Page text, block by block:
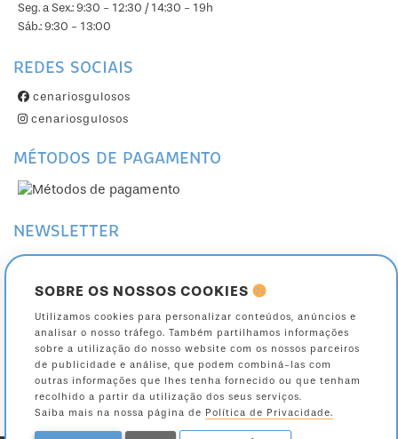
Seg. a Sex.: 9:30 - 12:30 / 14:30 - 19h
Sáb.: 9:30 - 13:00
REDES SOCIAIS
cenariosgulosos
cenariosgulosos
MÉTODOS DE PAGAMENTO
NEWSLETTER
Cancele a sua subscrição
Toda a informação sobre como são tratados os seus dados está na nossa página
política de privacidade.
SOBRE OS NOSSOS COOKIES
Utilizamos cookies para personalizar conteúdos, anúncios e
analisar o nosso tráfego. Também partilhamos informações
sobre a utilização do nosso website com os nossos parceiros
de publicidade e análise, que podem combiná-las com
outras informações que lhes tenha fornecido ou que tenham
recolhido a partir da utilização dos seus serviços.
Saiba mais na nossa página de Política de Privacidade.